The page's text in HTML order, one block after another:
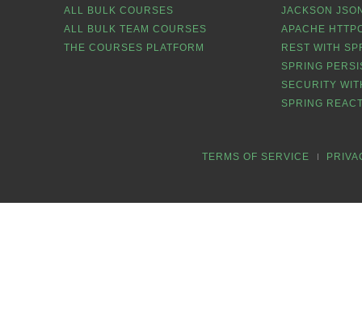
ALL BULK COURSES
ALL BULK TEAM COURSES
THE COURSES PLATFORM
JACKSON
APACHE
REST WITH
SPRING
SECURITY
SPRING
TERMS OF SERVICE